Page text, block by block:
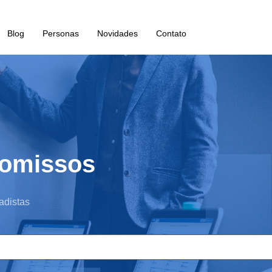
Blog Personas Novidades Contato